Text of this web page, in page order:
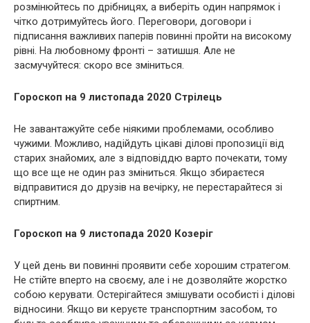
розмінюйтесь по дрібницях, а виберіть один напрямок і
чітко дотримуйтесь його. Переговори, договори і
підписання важливих паперів повинні пройти на високому
рівні. На любовному фронті – затишшя. Але не
засмучуйтеся: скоро все зміниться.
Гороскоп на 9 листопада 2020 Стрілець
Не завантажуйте себе ніякими проблемами, особливо
чужими. Можливо, надійдуть цікаві ділові пропозиції від
старих знайомих, але з відповіддю варто почекати, тому
що все ще не один раз зміниться. Якщо збираєтеся
відправитися до друзів на вечірку, не перестарайтеся зі
спиртним.
Гороскоп на 9 листопада 2020 Козеріг
У цей день ви повинні проявити себе хорошим стратегом.
Не стійте вперто на своєму, але і не дозволяйте жорстко
собою керувати. Остерігайтеся змішувати особисті і ділові
відносини. Якщо ви керуєте транспортним засобом, то